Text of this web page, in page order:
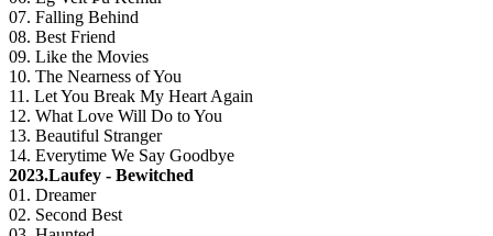
07. Falling Behind
08. Best Friend
09. Like the Movies
10. The Nearness of You
11. Let You Break My Heart Again
12. What Love Will Do to You
13. Beautiful Stranger
14. Everytime We Say Goodbye
2023.Laufey - Bewitched
01. Dreamer
02. Second Best